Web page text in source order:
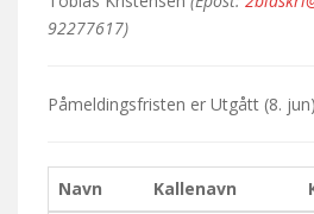
92277617)
Påmeldingsfristen er Utgått (8. jun)
Navn Kallenavn